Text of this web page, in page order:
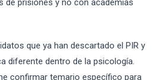
de prisiones y no con academias
que ya han descartado el PIR y
diferente dentro de la psicología.
confirmar temario específico para